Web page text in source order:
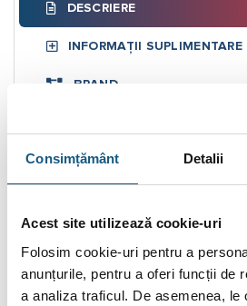
Consimțământ Detalii
Acest site utilizează cookie-uri
Folosim cookie-uri pentru a
anunțurile, pentru a oferi funcții de
a analiza traficul. De asemenea, le
DESCRIERE
INFORMAȚII SUPLIMENTARE
BRAND
Butelie de egalizare Ø 219
Butelia de egalizare Fome se
de putere mare, pentru separatia
incalzire. Sunt realizate din otel
cilindrica, vopsite in camp